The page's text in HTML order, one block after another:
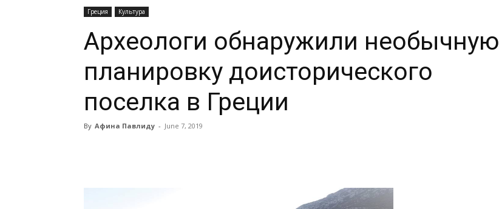
Греция Культура
Археологи обнаружили необычную
планировку доисторического
поселка в Греции
By Афина Павлиду - June 7, 2019